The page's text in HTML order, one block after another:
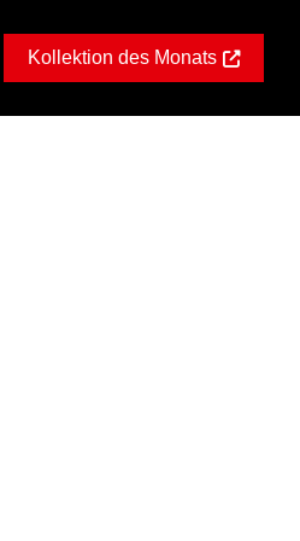
Kollektion des Monats